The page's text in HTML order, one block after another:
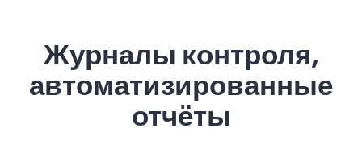
Журналы контроля,
автоматизированные
отчёты